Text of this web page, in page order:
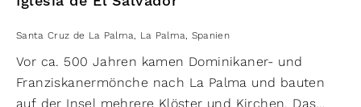
befindet sich die Casa Parroquial, die als Residenz
des Priesters dient.
Mazo beherbergt zudem die Escuela de Artesania,
Santa Cruz de La Palma, La Palma, Spanien
Vor ca. 500 Jahren kamen Dominikaner- und
Franziskanermönche nach La Palma und bauten
auf der Insel mehrere Klöster und Kirchen. Das